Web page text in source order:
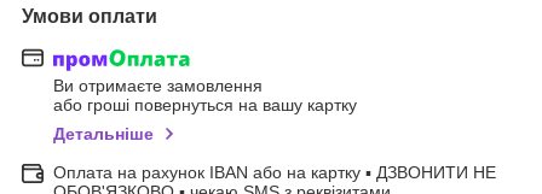
Умови оплати
Ви отримаєте замовлення
або гроші повернуться на вашу картку
Детальніше
Оплата на рахунок IBAN або на картку ▪ ДЗВОНИТИ НЕ